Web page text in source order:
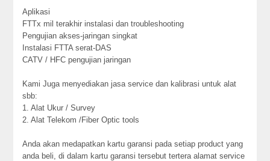
Aplikasi
FTTx mil terakhir instalasi dan troubleshooting
Pengujian akses-jaringan singkat
Instalasi FTTA serat-DAS
CATV / HFC pengujian jaringan
Kami Juga menyediakan jasa service dan kalibrasi untuk alat
sbb:
1. Alat Ukur / Survey
2. Alat Telekom /Fiber Optic tools
Anda akan medapatkan kartu garansi pada setiap product yang
anda beli, di dalam kartu garansi tersebut tertera alamat service